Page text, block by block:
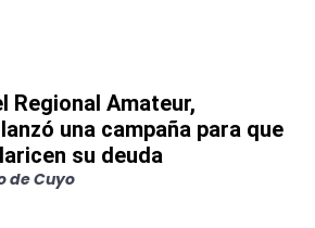
Regional Amateur,
una campaña para que
su deuda
de Cuyo